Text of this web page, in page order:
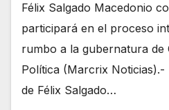
Félix Salgado Macedonio
participará en el proceso
rumbo a la gubernatura de
Política (Marcrix Noticias).-
de Félix Salgado…